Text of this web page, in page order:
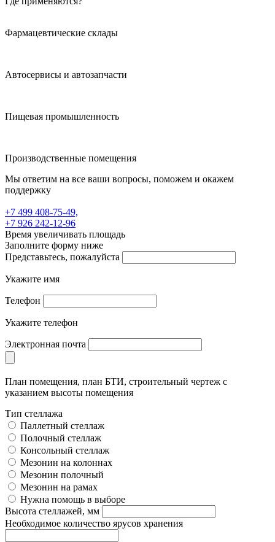
Фармацевтические склады
Автосервисы и автозапчасти
Пищевая промышленность
Производственные помещения
Мы ответим на все ваши вопросы, поможем и окажем
поддержку
+7 499 408-75-49,
+7 926 242-12-96
Время увеличивать площадь
Заполните форму ниже
Представьтесь, пожалуйста
Укажите имя
Телефон
Укажите телефон
Электронная почта
План помещения, план БТИ, строительный чертеж с
указанием высоты помещения
Тип стеллажа
Паллетный стеллаж
Полочный стеллаж
Консольный стеллаж
Мезонин на колоннах
Мезонин полочный
Мезонин на рамах
Нужна помощь в выборе
Высота стеллажей, мм
Необходимое количество ярусов хранения